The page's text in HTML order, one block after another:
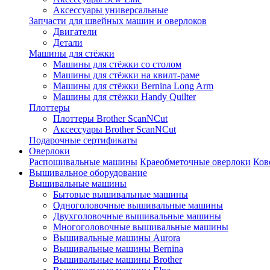
Аксессуары универсальные
Запчасти для швейных машин и оверлоков
Двигатели
Детали
Машины для стёжки
Машины для стёжки со столом
Машины для стёжки на квилт-раме
Машины для стёжки Bernina Long Arm
Машины для стёжки Handy Quilter
Плоттеры
Плоттеры Brother ScanNCut
Аксессуары Brother ScanNCut
Подарочные сертификаты
Оверлоки
Распошивальные машины Краеобметочные оверлоки
Вышивальное оборудование
Вышивальные машины
Бытовые вышивальные машины
Одноголовочные вышивальные машины
Двухголовочные вышивальные машины
Многоголовочные вышивальные машины
Вышивальные машины Aurora
Вышивальные машины Bernina
Вышивальные машины Brother